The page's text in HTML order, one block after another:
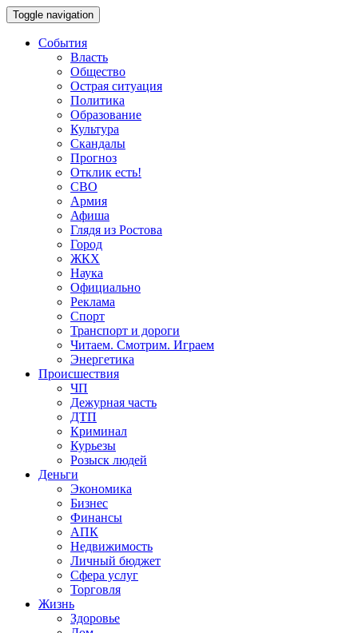
Toggle navigation
События
Власть
Общество
Острая ситуация
Политика
Образование
Культура
Скандалы
Прогноз
Отклик есть!
СВО
Армия
Афиша
Глядя из Ростова
Город
ЖКХ
Наука
Официально
Реклама
Спорт
Транспорт и дороги
Читаем. Смотрим. Играем
Энергетика
Происшествия
ЧП
Дежурная часть
ДТП
Криминал
Курьезы
Розыск людей
Деньги
Экономика
Бизнес
Финансы
АПК
Недвижимость
Личный бюджет
Сфера услуг
Торговля
Жизнь
Здоровье